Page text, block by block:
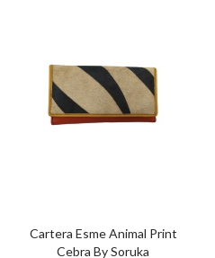
Cartera Esme Animal Print
Cebra By Soruka